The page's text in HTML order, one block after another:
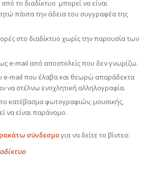
το διαδίκτυο μπορεί να είναι
πάντα την άδεια του συγγραφέα της
στο διαδίκτυο χωρίς την παρουσία των
e-mail από αποστολείς που δεν γνωρίζω.
mail που έλαβα και θεωρώ απαράδεκτα
να στέλνω ενοχλητική αλληλογραφία.
κατέβασμα φωτογραφιών, μουσικής,
να είναι παράνομο.
σύνδεσμογια να δείτε το βίντεο: